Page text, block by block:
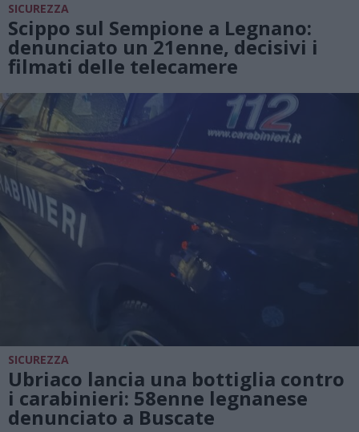
SICUREZZA
Scippo sul Sempione a Legnano:
denunciato un 21enne, decisivi i
filmati delle telecamere
SICUREZZA
Ubriaco lancia una bottiglia contro
i carabinieri: 58enne legnanese
denunciato a Buscate